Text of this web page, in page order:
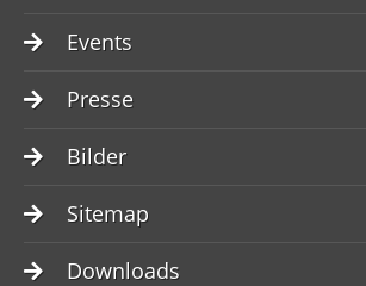
Events
Presse
Bilder
Sitemap
Downloads